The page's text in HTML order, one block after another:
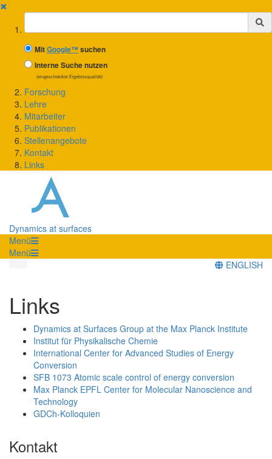
✖
Suchbegriff
MitGoogle™suchen
Interne Suche nutzen
(eingeschränkte Ergebnisqualität)
Forschung
Lehre
Mitarbeiter
Publikationen
Stellenangebote
Kontakt
Links
Dynamics at surfaces
Menü
Menü
ENGLISH
Links
Dynamics at Surfaces Group at the Max Planck Institute
Institut für Physikalische Chemie
International Center for Advanced Studies of Energy
Conversion
SFB 1073 Atomic scale control of energy conversion
Max Planck EPFL Center for Molecular Nanoscience and
Technology
GDCh-Kolloquien
Kontakt